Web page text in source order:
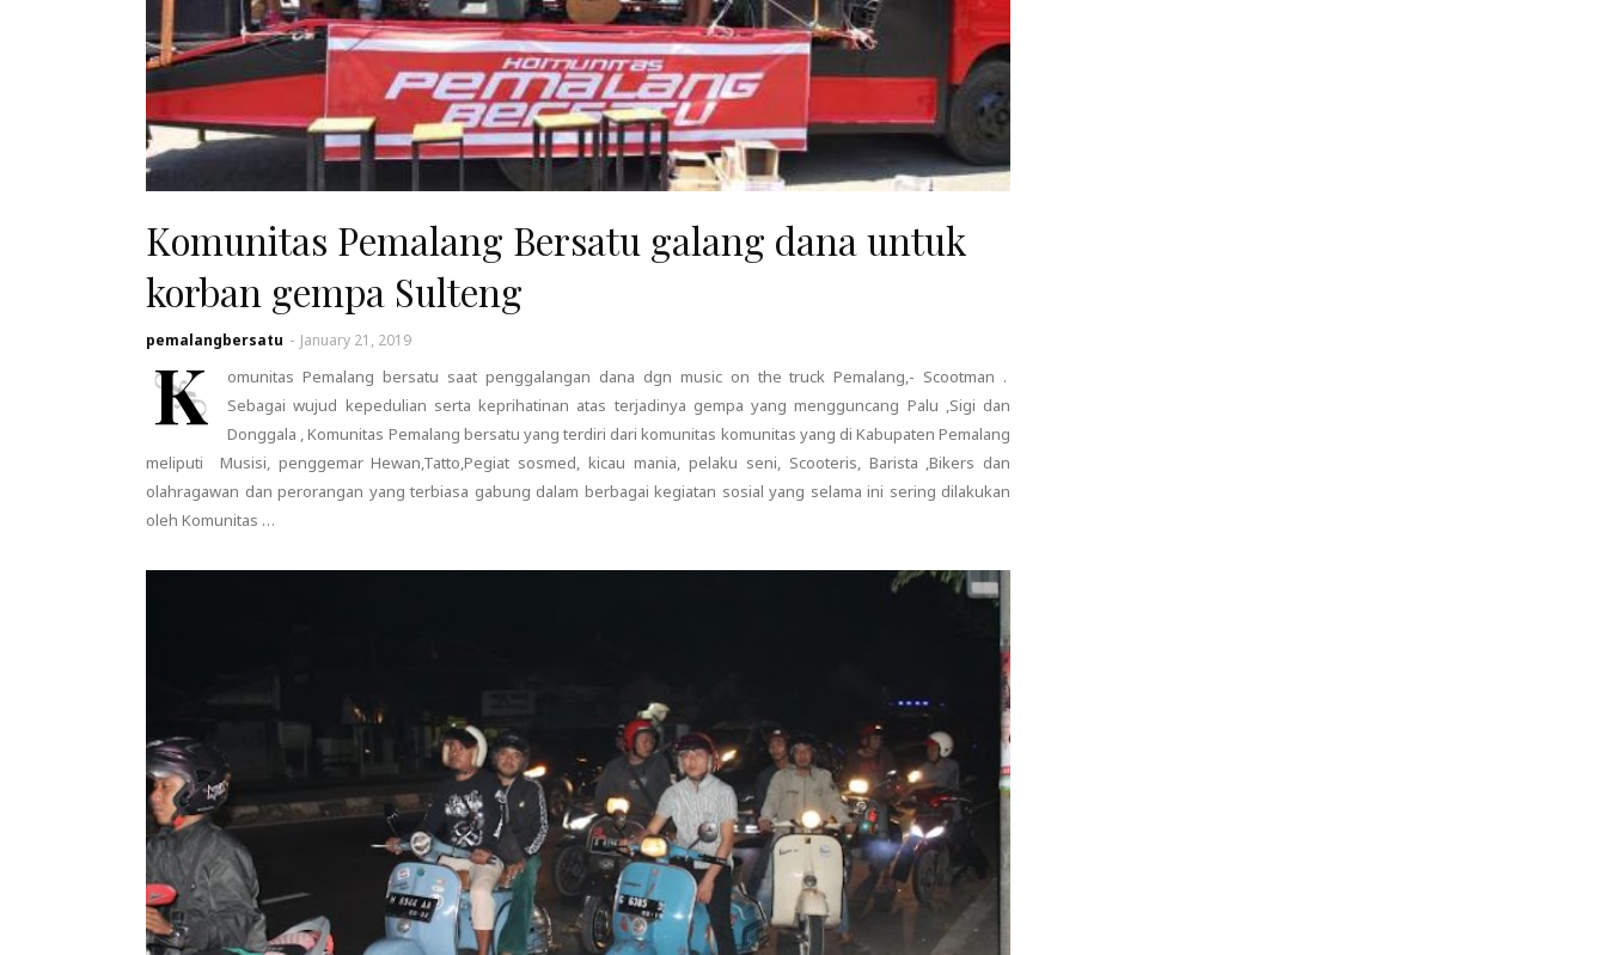
Komunitas Pemalang Bersatu galang dana untuk
korban gempa Sulteng
pemalangbersatu - January 21, 2019
K
omunitas Pemalang bersatu saat penggalangan dana dgn music on the truck Pemalang,- Scootman .
Sebagai wujud kepedulian serta keprihatinan atas terjadinya gempa yang mengguncang Palu ,Sigi dan
Donggala , Komunitas Pemalang bersatu yang terdiri dari komunitas komunitas yang di Kabupaten Pemalang
meliputi Musisi, penggemar Hewan,Tatto,Pegiat sosmed, kicau mania, pelaku seni, Scooteris, Barista ,Bikers dan
olahragawan dan perorangan yang terbiasa gabung dalam berbagai kegiatan sosial yang selama ini sering dilakukan
oleh Komunitas …